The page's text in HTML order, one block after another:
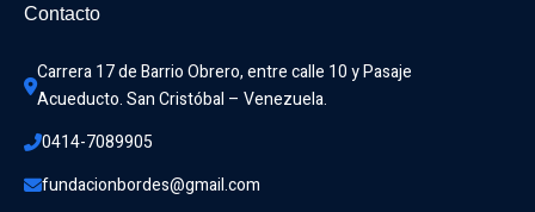
Contacto
Carrera 17 de Barrio Obrero, entre calle 10 y Pasaje
Acueducto. San Cristóbal – Venezuela.
0414-7089905
fundacionbordes@gmail.com